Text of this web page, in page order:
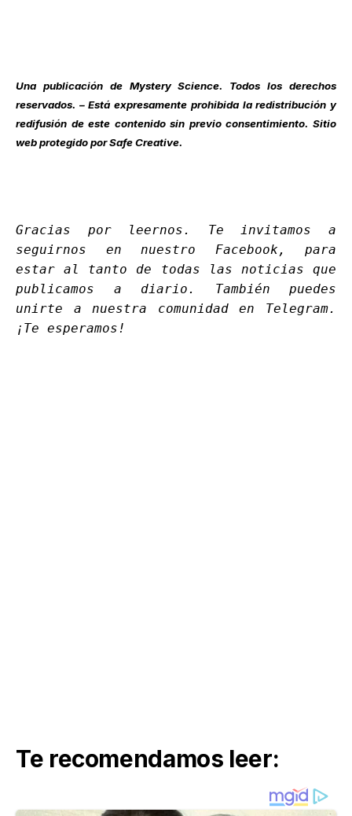
Una publicación de Mystery Science. Todos los derechos
reservados. – Está expresamente prohibida la redistribución y
redifusión de este contenido sin previo consentimiento. Sitio
web protegido por Safe Creative.
Gracias por leernos. Te invitamos a
seguirnos en nuestro Facebook , para
estar al tanto de todas las noticias que
publicamos a diario. También puedes
unirte a nuestra comunidad en Telegram.
¡Te esperamos!
Te recomendamos leer: